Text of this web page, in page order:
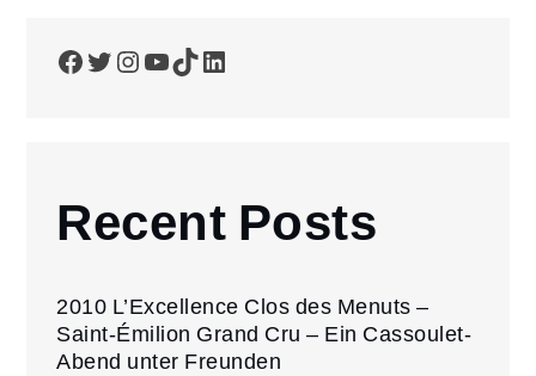
Facebook
Twitter
Instagram
YouTube
TikTokLinkedIn
Recent Posts
2010 L’Excellence Clos des Menuts –
Saint-Émilion Grand Cru – Ein Cassoulet-
Abend unter Freunden